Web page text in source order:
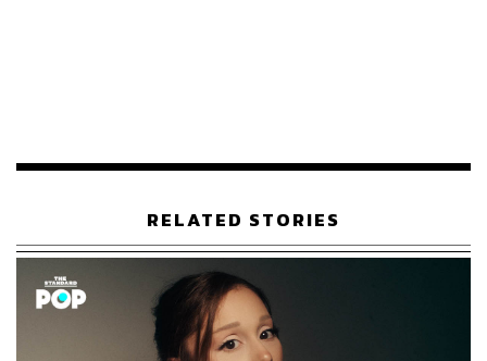
2007 ก่อนขยายสาขาไปยังเมืองสำคัญทั่วโลก เช่น ดูไบ ไม
หัวใจและจิตวิญญาณของร้านคือ เฟรนช์-เมดิเตอร์เรเนียน
(French-Mediterranean) หรือ ‘เฟรนช์ริเวียรา’ (French
Riviera) ซึ่งได้รับแรงบันดาลใจมาจากวิถีชีวิต ชายฝั่งทะเลอัน
อบอุ่น และวัฒนธรรมการกินดื่มแถบชายฝั่งโกตดาซูร์ (Côte
d’Azur) ทางตอนใต้ของฝรั่งเศสที่เชื่อมต่อกับอิตาลี
RELATED STORIES